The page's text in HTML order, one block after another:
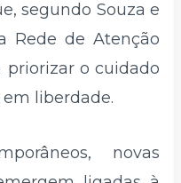
segundo Souza e
Rede de Atenção
priorizar o cuidado
liberdade.
novas